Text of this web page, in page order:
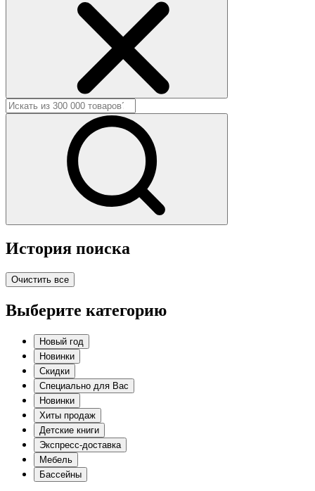
История поиска
Очистить все
Выберите категорию
Новый год
Новинки
Скидки
Специально для Вас
Новинки
Хиты продаж
Детские книги
Экспресс-доставка
Мебель
Бассейны